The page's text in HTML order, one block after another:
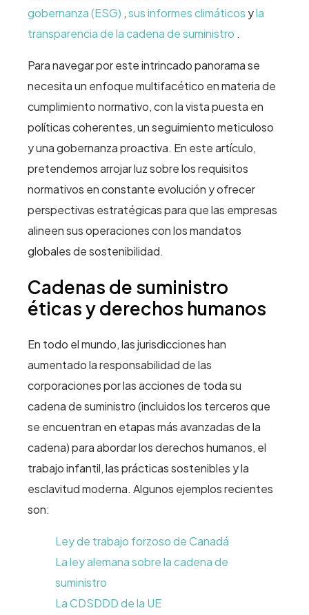
gobernanza (ESG) ,sus informes climáticos yla
transparencia de la cadena de suministro .
Para navegar por este intrincado panorama se
necesita un enfoque multifacético en materia de
cumplimiento normativo, con la vista puesta en
políticas coherentes, un seguimiento meticuloso
y una gobernanza proactiva. En este artículo,
pretendemos arrojar luz sobre los requisitos
normativos en constante evolución y ofrecer
perspectivas estratégicas para que las empresas
alineen sus operaciones con los mandatos
globales de sostenibilidad.
Cadenas de suministro
éticas y derechos humanos
En todo el mundo, las jurisdicciones han
aumentado la responsabilidad de las
corporaciones por las acciones de toda su
cadena de suministro (incluidos los terceros que
se encuentran en etapas más avanzadas de la
cadena) para abordar los derechos humanos, el
trabajo infantil, las prácticas sostenibles y la
esclavitud moderna. Algunos ejemplos recientes
son:
Ley de trabajo forzoso de Canadá
La ley alemana sobre la cadena de
suministro
La CDSDDD de la UE